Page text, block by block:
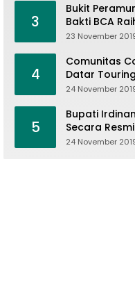
3
Bukit
Bakti BCA
23 November
4
Comunitas
Datar
24 November
5
Bupati
Secara
Wirabraja
24 November